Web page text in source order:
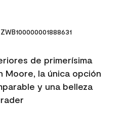
de primerísima
Moore, la única opción
y una belleza